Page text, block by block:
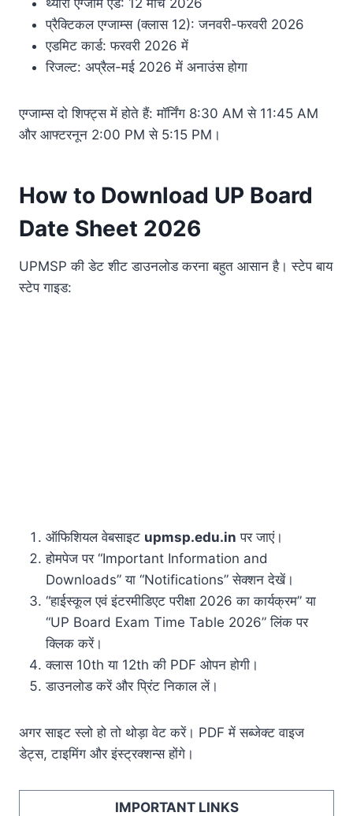
थ्योरी एग्जाम एंड: 12 मार्च 2026
प्रैक्टिकल एग्जाम्स (क्लास 12): जनवरी-फरवरी 2026
एडमिट कार्ड: फरवरी 2026 में
रिजल्ट: अप्रैल-मई 2026 में अनाउंस होगा
एग्जाम्स दो शिफ्ट्स में होते हैं: मॉर्निंग 8:30 AM से 11:45 AM
और आफ्टरनून 2:00 PM से 5:15 PM।
How to Download UP Board
Date Sheet 2026
UPMSP की डेट शीट डाउनलोड करना बहुत आसान है। स्टेप बाय
स्टेप गाइड:
ऑफिशियल वेबसाइट upmsp.edu.in पर जाएं।
होमपेज पर “Important Information and
Downloads” या “Notifications” सेक्शन देखें।
“हाईस्कूल एवं इंटरमीडिएट परीक्षा 2026 का कार्यक्रम” या
“UP Board Exam Time Table 2026” लिंक पर
क्लिक करें।
क्लास 10th या 12th की PDF ओपन होगी।
डाउनलोड करें और प्रिंट निकाल लें।
अगर साइट स्लो हो तो थोड़ा वेट करें। PDF में सब्जेक्ट वाइज
डेट्स, टाइमिंग और इंस्ट्रक्शन्स होंगे।
IMPORTANT LINKS